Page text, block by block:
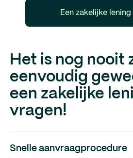
Een zakelijke
Het is nog nooit
eenvoudig
een zakelijke
vragen!
Snelle aanvraagprocedure